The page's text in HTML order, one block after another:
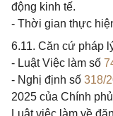
động kinh tế.
- Thời gian thực
6.11. Căn cứ pháp
- Luật Việc làm số
- Nghị định số 318/
2025 của Chính
Luật việc làm về